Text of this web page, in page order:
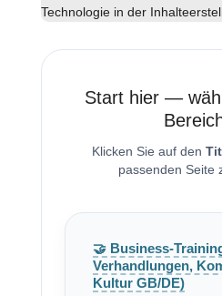
Technologie in der
Start hier —
Klicken Sie auf den
passenden Seite
🤝 Business-
Verhandlungen,
Kultur GB/DE)